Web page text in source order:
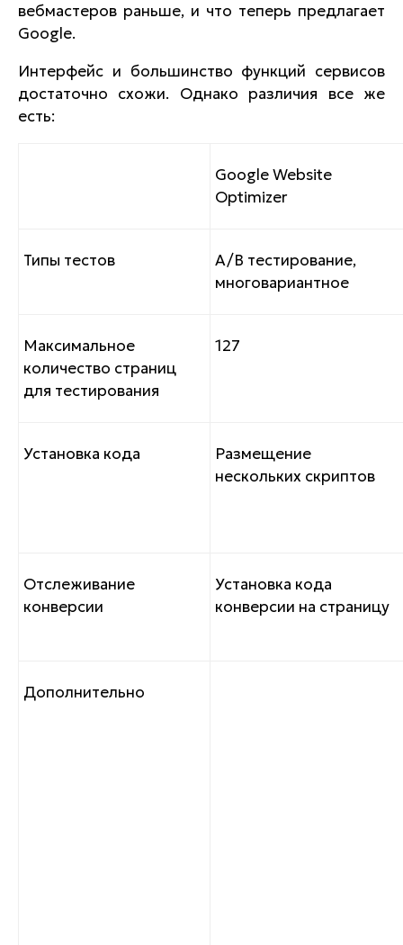
вебмастеров раньше, и что теперь предлагает
Google.
Интерфейс и большинство функций сервисов
достаточно схожи. Однако различия все же
есть:
Google Website
Optimizer
Типы тестов
A/B тестирование,
многовариантное
Максимальное
количество страниц
для тестирования
127
Установка кода
Размещение
нескольких скриптов
Отслеживание
конверсии
Установка кода
конверсии на страницу
Дополнительно